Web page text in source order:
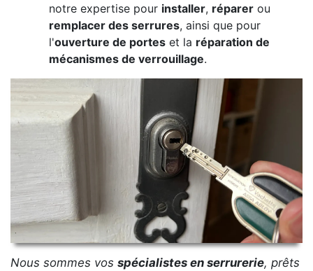
notre expertise pour installer, réparer ou
remplacer des serrures, ainsi que pour
l'ouverture de portes et la réparation de
mécanismes de verrouillage.
Nous sommes vos spécialistes en serrurerie, prêts